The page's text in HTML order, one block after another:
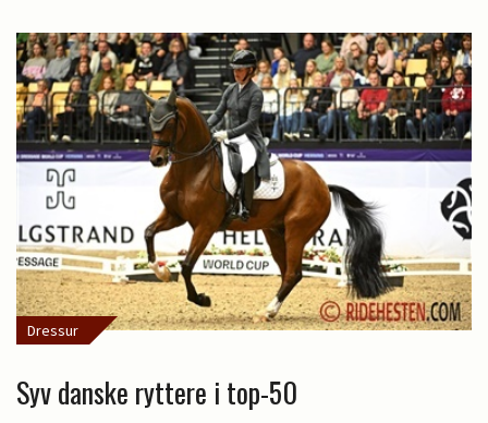
Dressur
Syv danske ryttere i top-50